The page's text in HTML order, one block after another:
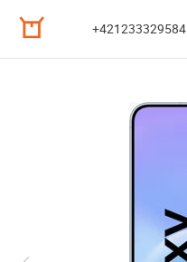
+421233329584